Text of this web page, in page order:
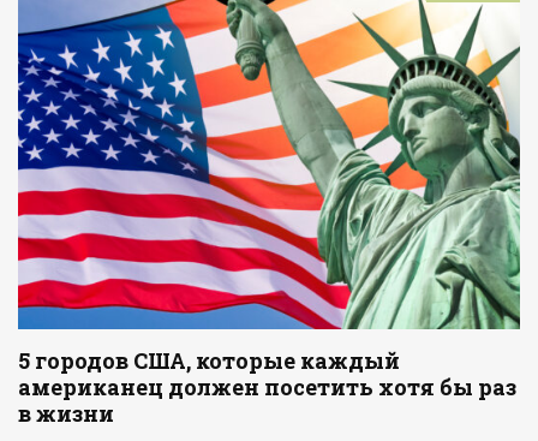
5 городов США, которые каждый
американец должен посетить хотя бы раз
в жизни